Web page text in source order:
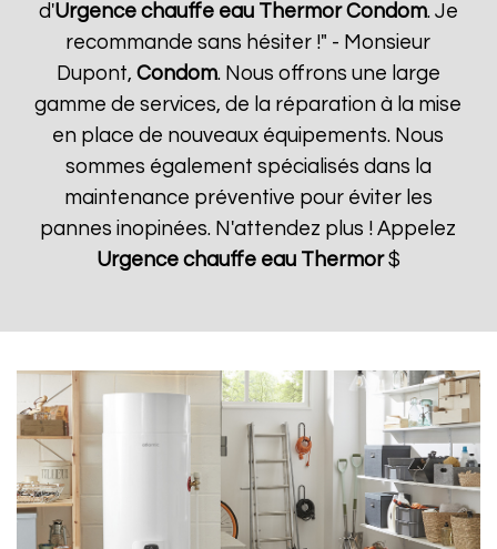
d'Urgence chauffe eau Thermor Condom. Je
recommande sans hésiter !" - Monsieur
Dupont, Condom. Nous offrons une large
gamme de services, de la réparation à la mise
en place de nouveaux équipements. Nous
sommes également spécialisés dans la
maintenance préventive pour éviter les
pannes inopinées. N'attendez plus ! Appelez
Urgence chauffe eau Thermor$